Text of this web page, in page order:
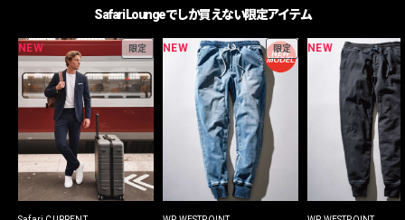
Safari Loungeでしか買えない限定アイテム
NEW 限定 NEW 限定 NEW